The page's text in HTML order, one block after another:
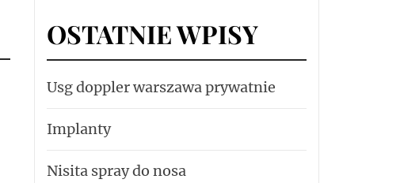
OSTATNIE WPISY
Usg doppler warszawa prywatnie
Implanty
Nisita spray do nosa